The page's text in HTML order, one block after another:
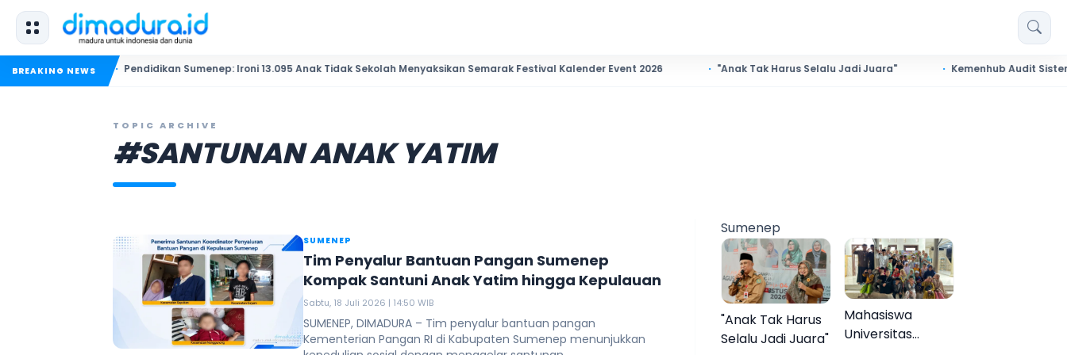
BREAKING NEWSPendidikan Sumenep: Ironi 13.095 Anak Tidak Sekolah Menyaksikan Semarak Festival Kalender Event 2026 "Anak Tak Harus Selalu Jadi Juara" Kemenhub Audit Sistem
TOPIC ARCHIVE
#SANTUNAN ANAK YATIM
SUMENEP
Tim Penyalur Bantuan Pangan Sumenep
Kompak Santuni Anak Yatim hingga Kepulauan
Sabtu, 18 Juli 2026 | 14:50 WIB
SUMENEP, DIMADURA – Tim penyalur bantuan pangan
Kementerian Pangan RI di Kabupaten Sumenep menunjukkan
Sumenep
"Anak Tak Harus
Selalu Jadi Juara"
Mahasiswa
Universitas